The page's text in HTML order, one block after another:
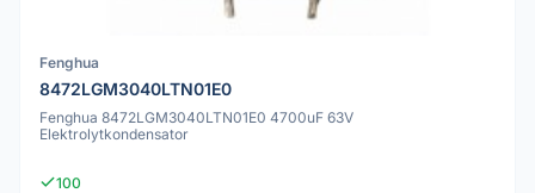
Fenghua
8472LGM3040LTN01E0
Fenghua 8472LGM3040LTN01E0 4700uF 63V
Elektrolytkondensator
100